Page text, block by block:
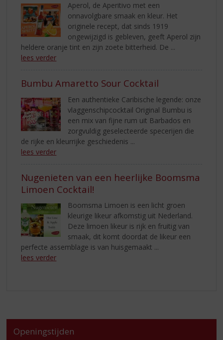
Aperol, de Aperitivo met een
onnavolgbare smaak en kleur. Het
originele recept, dat sinds 1919
ongewijzigd is gebleven, geeft Aperol zijn
heldere oranje tint en zijn zoete bitterheid. De ...
lees verder
Bumbu Amaretto Sour Cocktail
Een authentieke Caribische legende: onze
vlaggenschipcocktail Original Bumbu is
een mix van fijne rum uit Barbados en
zorgvuldig geselecteerde specerijen die
de rijke en kleurrijke geschiedenis ...
lees verder
Nugenieten van een heerlijke Boomsma
Limoen Cocktail!
Boomsma Limoen is een licht groen
kleurige likeur afkomstig uit Nederland.
Deze limoen likeur is rijk en fruitig van
smaak, dit komt doordat de likeur een
perfecte assemblage is van huisgemaakt ...
lees verder
Openingstijden